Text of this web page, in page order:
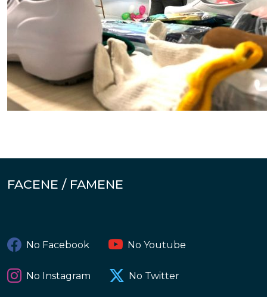
FACENE / FAMENE
No Facebook No Youtube
No Instagram No Twitter